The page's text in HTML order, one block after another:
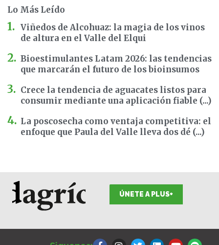
Lo Más Leído
Viñedos de Alcohuaz: la magia de los vinos
de altura en el Valle del Elqui
Bioestimulantes Latam 2026: las tendencias
que marcarán el futuro de los bioinsumos
Crece la tendencia de aguacates listos para
consumir mediante una aplicación fiable (...)
La poscosecha como ventaja competitiva: el
enfoque que Paula del Valle lleva dos dé (...)
ÚNETE A PLUS+
a
n
w
i
o
p